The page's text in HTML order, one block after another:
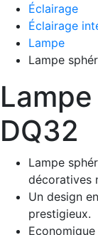
Éclairage
Éclairage
Lampe
Lampe
DQ32
Lampe
décoratives
Un design
prestigieux.